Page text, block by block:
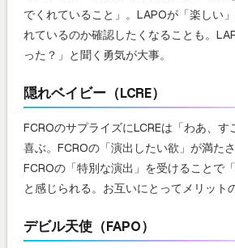
でくれていること」。LAPOが「楽しい
れているのか確認したくなることも。
った？」と聞く勇気が大事。
隠れベイビー（LCRE）
FCROのサプライズにLCREは「わあ、
喜ぶ。FCROの「演出したい欲」が満た
FCROの「特別な演出」を受けることで
と感じられる。お互いにとってメリット
デビル天使（FAPO）